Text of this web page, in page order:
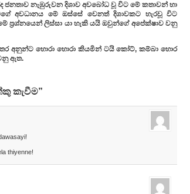
ජනතාව නැඹුරුවන දිශාව අවබෝධ වූ විට මේ කතාවන් හා
අවධානය මේ ඔස්සේ වෙනත් දිශාවකට හැරවූ විට
ප්‍රශ්නයෙන් ලිස්සා යා හැකි යයි ඔවුන්ගේ අපේක්ෂාව වනු
අනුන්ට හොරා හොරා කියමින් ටයි කෝට්, කම්බා හොර
ඇත.
කැවීම”
thiyenne!